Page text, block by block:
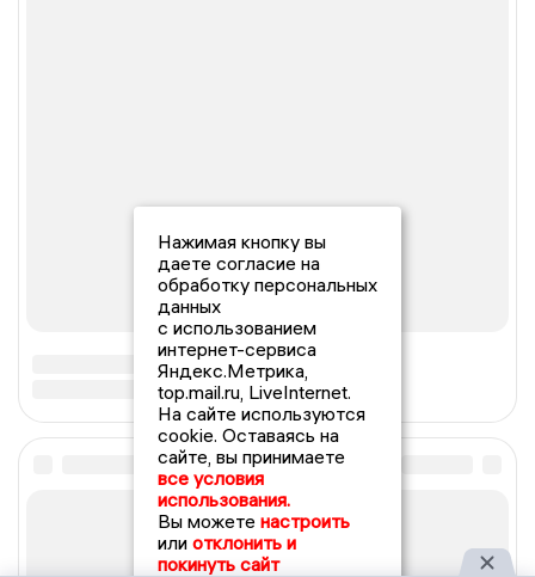
Нажимая кнопку вы
даете согласие на
обработку персональных
данных
с использованием
интернет-сервиса
Яндекс.Метрика,
top.mail.ru, LiveInternet.
На сайте используются
cookie. Оставаясь на
сайте, вы принимаете
все условия
использования.
Вы можете настроить
или отклонить и
покинуть сайт